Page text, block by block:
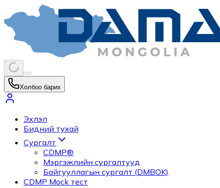
Холбоо барих
Эхлэл
Бидний тухай
Сургалт
CDMP®
Мэргэжлийн сургалтууд
Байгууллагын сургалт (DMBOK)
CDMP Mock тест